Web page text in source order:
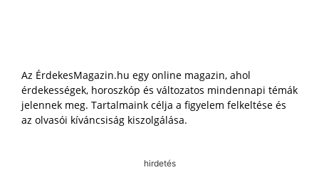
Az ÉrdekesMagazin.hu egy online magazin, ahol
érdekességek, horoszkóp és változatos mindennapi témák
jelennek meg. Tartalmaink célja a figyelem felkeltése és
az olvasói kíváncsiság kiszolgálása.
hirdetés